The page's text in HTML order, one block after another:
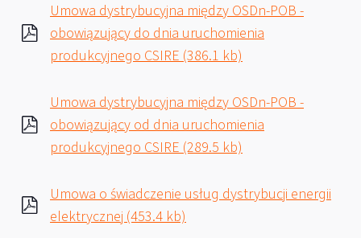
Umowa dystrybucyjna między OSDn-POB -
obowiązujący do dnia uruchomienia
produkcyjnego CSIRE (386.1 kb)
Umowa dystrybucyjna między OSDn-POB -
obowiązujący od dnia uruchomienia
produkcyjnego CSIRE (289.5 kb)
Umowa o świadczenie usług dystrybucji energii
elektrycznej (453.4 kb)